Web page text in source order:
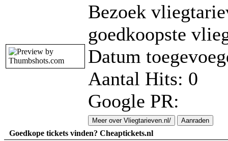
Bezoek
goedkoopste
Datum
Aantal Hits: 0
Google PR:
Meer over Vliegtarieven.nl/ Aanraden
Goedkope tickets vinden? Cheaptickets.nl